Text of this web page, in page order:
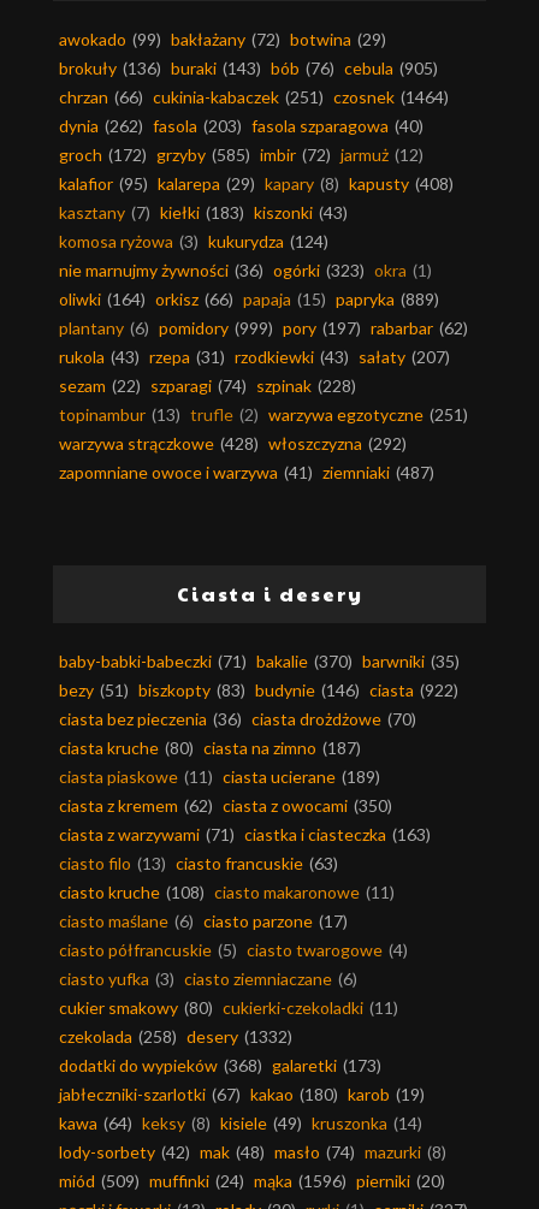
awokado (99) bakłażany (72) botwina (29)
brokuły (136) buraki (143) bób (76) cebula (905)
chrzan (66) cukinia-kabaczek (251) czosnek (1464)
dynia (262) fasola (203) fasola szparagowa (40)
groch (172) grzyby (585) imbir (72) jarmuż (12)
kalafior (95) kalarepa (29) kapary (8) kapusty (408)
kasztany (7) kiełki (183) kiszonki (43)
komosa ryżowa (3) kukurydza (124)
nie marnujmy żywności (36) ogórki (323) okra (1)
oliwki (164) orkisz (66) papaja (15) papryka (889)
plantany (6) pomidory (999) pory (197) rabarbar (62)
rukola (43) rzepa (31) rzodkiewki (43) sałaty (207)
sezam (22) szparagi (74) szpinak (228)
topinambur (13) trufle (2) warzywa egzotyczne (251)
warzywa strączkowe (428) włoszczyzna (292)
zapomniane owoce i warzywa (41) ziemniaki (487)
Ciasta i desery
baby-babki-babeczki (71) bakalie (370) barwniki (35)
bezy (51) biszkopty (83) budynie (146) ciasta (922)
ciasta bez pieczenia (36) ciasta drożdżowe (70)
ciasta kruche (80) ciasta na zimno (187)
ciasta piaskowe (11) ciasta ucierane (189)
ciasta z kremem (62) ciasta z owocami (350)
ciasta z warzywami (71) ciastka i ciasteczka (163)
ciasto filo (13) ciasto francuskie (63)
ciasto kruche (108) ciasto makaronowe (11)
ciasto maślane (6) ciasto parzone (17)
ciasto półfrancuskie (5) ciasto twarogowe (4)
ciasto yufka (3) ciasto ziemniaczane (6)
cukier smakowy (80) cukierki-czekoladki (11)
czekolada (258) desery (1332)
dodatki do wypieków (368) galaretki (173)
jabłeczniki-szarlotki (67) kakao (180) karob (19)
kawa (64) keksy (8) kisiele (49) kruszonka (14)
lody-sorbety (42) mak (48) masło (74) mazurki (8)
miód (509) muffinki (24) mąka (1596) pierniki (20)